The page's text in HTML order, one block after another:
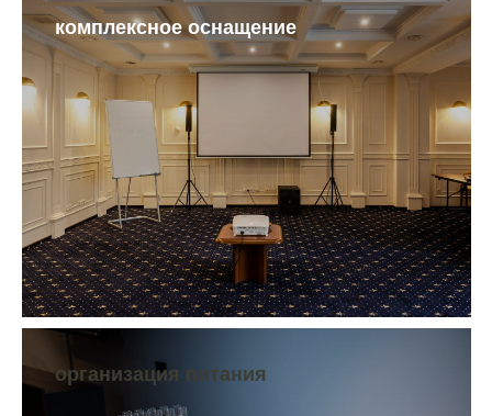
комплексное оснащение
организация питания